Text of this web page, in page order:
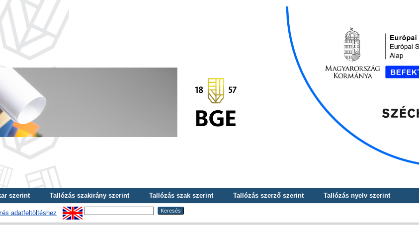
szerint Tallózás szakirány szerint Tallózás szak szerint Tallózás szerző szerint
Tallózás nyelv szerint
adatfeltöltéshez